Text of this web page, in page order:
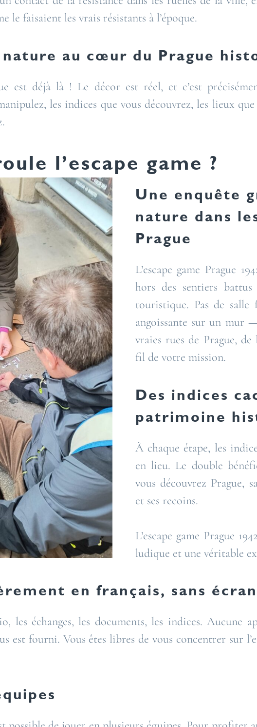
le faisaient les vrais résistants à l’époque.
au cœur du Prague
est déjà là ! Le décor est réel, et c’est
les indices que vous découvrez, les lieux
l’escape game ?
Une enquête
nature dans
Prague
L’escape game Prague
hors des sentiers
touristique. Pas de salle
angoissante sur un mur
vraies rues de Prague,
fil de votre mission.
Des indices
patrimoine
À chaque étape, les
en lieu. Le double
vous découvrez Prague,
et ses recoins.
L’escape game Prague
ludique et une véritable
en français, sans écran
les échanges, les documents, les indices. Aucune
est fourni. Vous êtes libres de vous concentrer sur